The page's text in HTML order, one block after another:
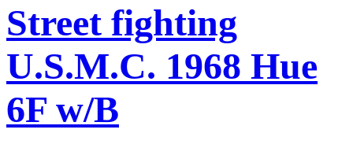
Street fighting
U.S.M.C. 1968 Hue
6F w/B